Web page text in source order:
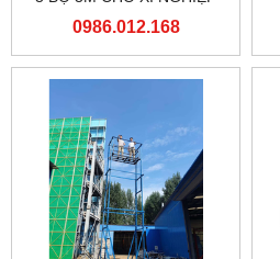
ĐẦU MÁY HÀ NỘI TỔNG
0986.012.168